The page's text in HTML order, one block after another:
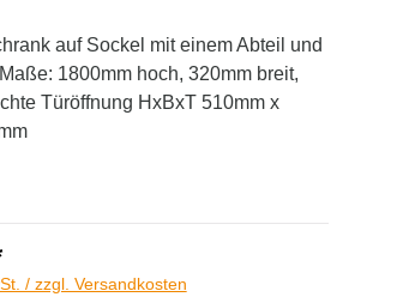
auf Sockel mit einem Abteil und
1800mm hoch, 320mm breit,
Türöffnung HxBxT 510mm x
/ zzgl. Versandkosten